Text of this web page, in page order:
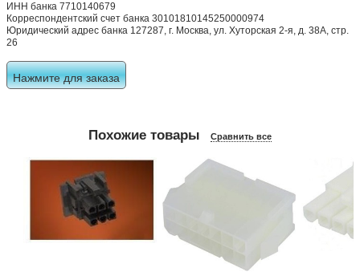
ИНН банка 7710140679
Корреспондентский счет банка 30101810145250000974
Юридический адрес банка 127287, г. Москва, ул. Хуторская 2-я, д. 38А, стр.
26
Нажмите для заказа
Похожие товары Сравнить все